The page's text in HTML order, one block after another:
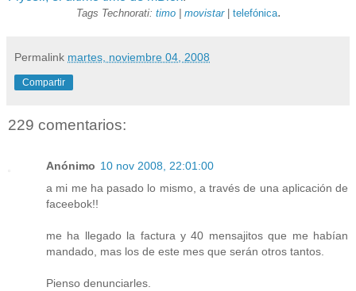
Tags Technorati: timo| movistar| telefónica.
Permalink martes, noviembre 04, 2008
Compartir
229 comentarios:
Anónimo 10 nov 2008, 22:01:00
a mi me ha pasado lo mismo, a través de una aplicación de
faceebok!!
me ha llegado la factura y 40 mensajitos que me habían
mandado, mas los de este mes que serán otros tantos.
Pienso denunciarles.